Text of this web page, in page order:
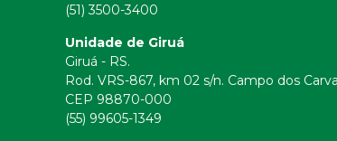
(51) 3500-3400
Unidade de Giruá
Giruá - RS.
Rod. VRS-867, km 02 s/n. Campo dos
CEP 98870-000
(55) 99605-1349